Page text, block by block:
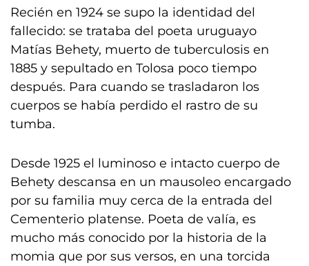
Recién en 1924 se supo la identidad del
fallecido: se trataba del poeta uruguayo
Matías Behety, muerto de tuberculosis en
1885 y sepultado en Tolosa poco tiempo
después. Para cuando se trasladaron los
cuerpos se había perdido el rastro de su
tumba.
Desde 1925 el luminoso e intacto cuerpo de
Behety descansa en un mausoleo encargado
por su familia muy cerca de la entrada del
Cementerio platense. Poeta de valía, es
mucho más conocido por la historia de la
momia que por sus versos, en una torcida